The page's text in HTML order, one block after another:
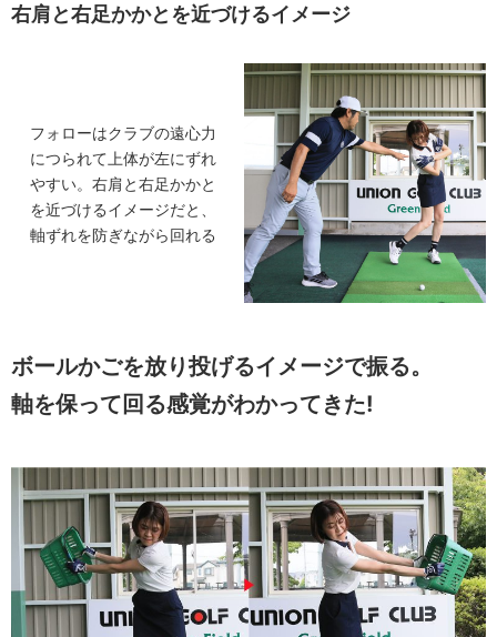
右肩と右足かかとを近づけるイメージ
フォローはクラブの遠心力
につられて上体が左にずれ
やすい。右肩と右足かかと
を近づけるイメージだと、
軸ずれを防ぎながら回れる
ボールかごを放り投げるイメージで振る。
軸を保って回る感覚がわかってきた!